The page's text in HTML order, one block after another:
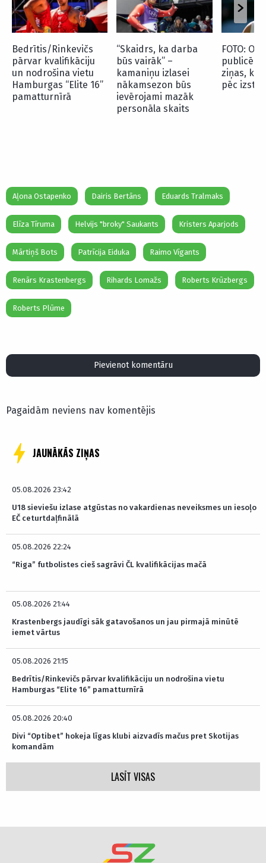
Bedrītis/Rinkevičs
pārvar kvalifikāciju
un nodrošina vietu
Hamburgas “Elite 16”
pamatturnīrā
“Skaidrs, ka darba
būs vairāk” –
kamaniņu izlasei
nākamsezon būs
ievērojami mazāk
personāla skaits
FOTO:
publicē
ziņas, ko
pēc
Aļona Ostapenko Dairis Bertāns Eduards Tralmaks
Elīza Tīruma Helvijs "broky" Saukants Kristers Aparjods
Mārtiņš Bots Patrīcija Eiduka Raimo Vīgants
Renārs Krastenbergs Rihards Lomažs Roberts Krūzbergs
Roberts Plūme
Pievienot komentāru
Pagaidām neviens nav komentējis
JAUNĀKĀS ZIŅAS
05.08.2026 23:42
U18 sieviešu izlase atgūstas no vakardienas neveiksmes un iesoļo
EČ ceturtdaļfinālā
05.08.2026 22:24
“Riga” futbolistes cieš sagrāvi ČL kvalifikācijas mačā
05.08.2026 21:44
Krastenbergs jaudīgi sāk gatavošanos un jau pirmajā minūtē
iemet vārtus
05.08.2026 21:15
Bedrītis/Rinkevičs pārvar kvalifikāciju un nodrošina vietu
Hamburgas “Elite 16” pamatturnīrā
05.08.2026 20:40
Divi “Optibet” hokeja līgas klubi aizvadīs mačus pret Skotijas
komandām
LASĪT VISAS